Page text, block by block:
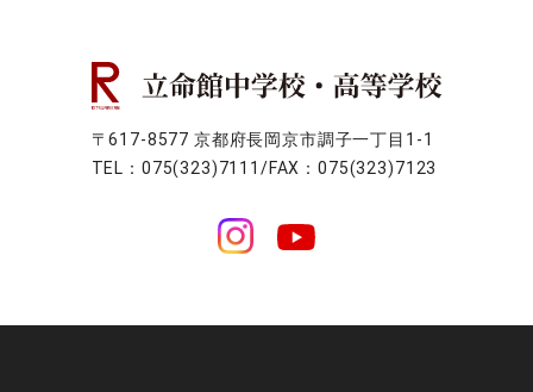
〒617-8577 京都府長岡京市調子一丁目1-1
TEL：075(323)7111/FAX：075(323)7123